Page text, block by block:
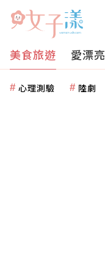
美食旅遊 愛漂亮
心理測驗 陸劇